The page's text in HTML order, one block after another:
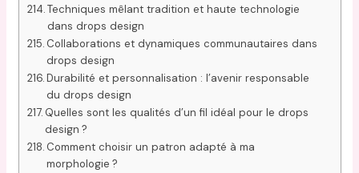
Techniques mêlant tradition et haute technologie
dans drops design
Collaborations et dynamiques communautaires dans
drops design
Durabilité et personnalisation : l’avenir responsable
du drops design
Quelles sont les qualités d’un fil idéal pour le drops
design ?
Comment choisir un patron adapté à ma
morphologie ?